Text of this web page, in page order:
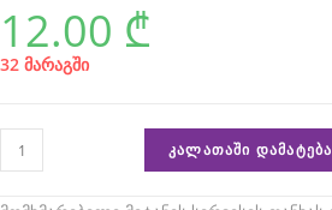
o
m
12.00 ₾
32 მარაგში
რაოდენობა:
განუყრელი
დღესასწაული
ᲙᲐᲚᲐᲗᲐᲨᲘ ᲓᲐᲛᲐᲢᲔᲑᲐ